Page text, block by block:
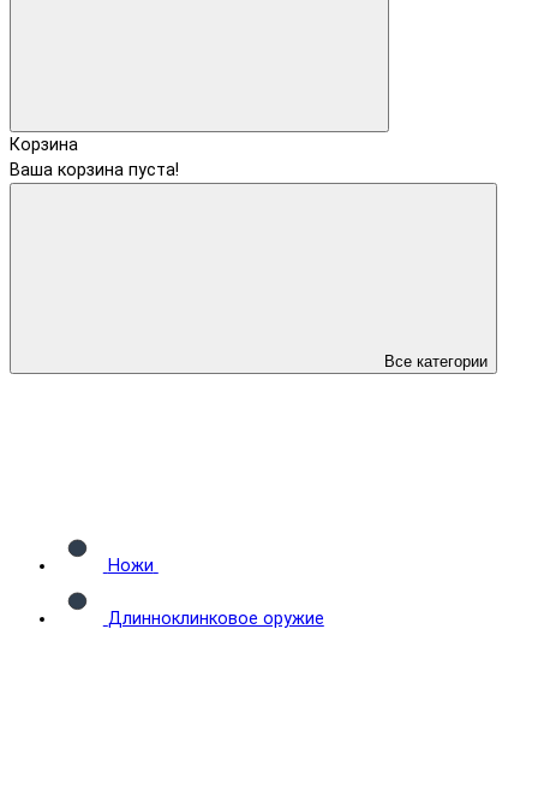
Корзина
Ваша корзина пуста!
Все категории
Ножи
Длинноклинковое оружие